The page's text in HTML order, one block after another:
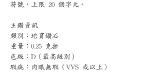
符號，上限 20 個字元。
主鑽資訊
類別：培育鑽石
重量：0.25 克拉
色級：D（最高級別）
瑕疵：肉眼無瑕（VVS 或以上）